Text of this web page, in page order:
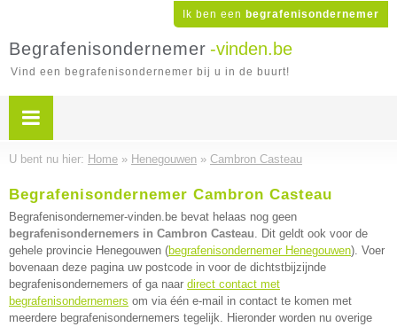
Ik ben een begrafenisondernemer
Begrafenisondernemer -vinden.be
Vind een begrafenisondernemer bij u in de buurt!
U bent nu hier: Home » Henegouwen » Cambron Casteau
Begrafenisondernemer Cambron Casteau
Begrafenisondernemer-vinden.be bevat helaas nog geen
begrafenisondernemers in Cambron Casteau. Dit geldt ook voor de
gehele provincie Henegouwen (begrafenisondernemer Henegouwen). Voer
bovenaan deze pagina uw postcode in voor de dichtstbijzijnde
begrafenisondernemers of ga naar direct contact met
begrafenisondernemers om via één e-mail in contact te komen met
meerdere begrafenisondernemers tegelijk. Hieronder worden nu overige